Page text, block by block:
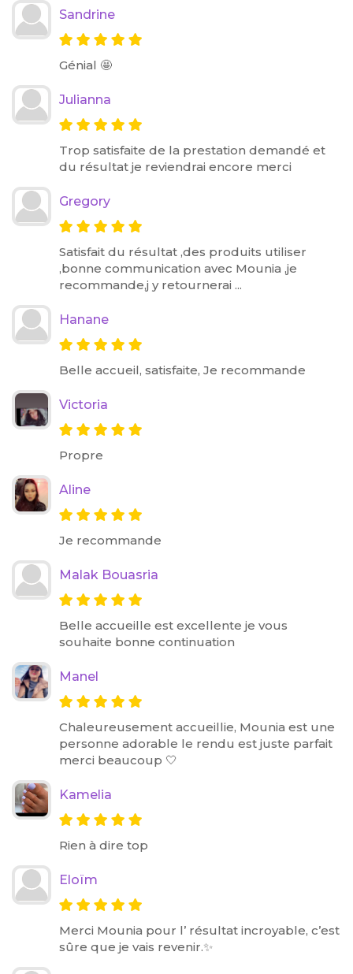
Sandrine
Génial 🤩
Julianna
Trop satisfaite de la prestation demandé et
du résultat je reviendrai encore merci
Gregory
Satisfait du résultat ,des produits utiliser
,bonne communication avec Mounia ,je
recommande,j y retournerai ...
Hanane
Belle accueil, satisfaite, Je recommande
Victoria
Propre
Aline
Je recommande
Malak Bouasria
Belle accueille est excellente je vous
souhaite bonne continuation
Manel
Chaleureusement accueillie, Mounia est une
personne adorable le rendu est juste parfait
merci beaucoup 🤍
Kamelia
Rien à dire top
Eloïm
Merci Mounia pour l’ résultat incroyable, c’est
sûre que je vais revenir.✨